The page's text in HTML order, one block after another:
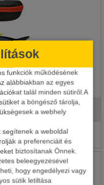
funkciók működésének
alábbiakban az egyes
talál minden sütiről.A
a böngésző tárolja,
a webhely
segítenek a weboldal
a preferenciáit és
biztosítanak Önnek.
beleegyezésével
hogy engedélyezi vagy
sütik letiltása
LUMINA AJÁNDÉK